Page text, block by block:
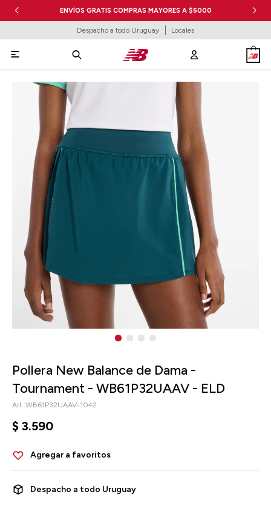
ENVÍOS GRATIS COMPRAS MAYORES A $5000
Despacho a todo Uruguay Locales

Pollera New Balance de Dama -
Tournament - WB61P32UAAV - ELD
WB61P32UAAV-1042
$ 3.590
Despacho a todo Uruguay